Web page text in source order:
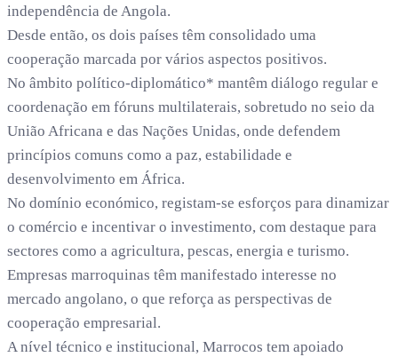
independência de Angola.
Desde então, os dois países têm consolidado uma
cooperação marcada por vários aspectos positivos.
No âmbito político-diplomático* mantêm diálogo regular e
coordenação em fóruns multilaterais, sobretudo no seio da
União Africana e das Nações Unidas, onde defendem
princípios comuns como a paz, estabilidade e
desenvolvimento em África.
No domínio económico, registam-se esforços para dinamizar
o comércio e incentivar o investimento, com destaque para
sectores como a agricultura, pescas, energia e turismo.
Empresas marroquinas têm manifestado interesse no
mercado angolano, o que reforça as perspectivas de
cooperação empresarial.
A nível técnico e institucional, Marrocos tem apoiado